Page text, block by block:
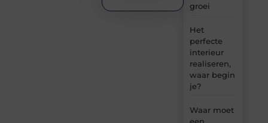
groei
Het
perfecte
interieur
realiseren,
waar begin
je?
Waar moet